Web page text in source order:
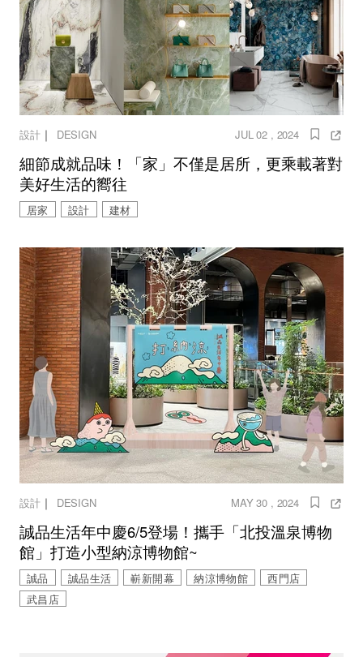
設計｜ DESIGN JUL 02 , 2024
細節成就品味！「家」不僅是居所，更乘載著對
美好生活的嚮往
居家 設計 建材
設計｜ DESIGN MAY 30 , 2024
誠品生活年中慶6/5登場！攜手「北投溫泉博物
館」打造小型納涼博物館~
誠品 誠品生活 嶄新開幕 納涼博物館
西門店
武昌店